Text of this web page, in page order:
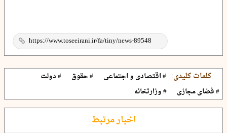
کلمات کلیدی: # اقتصادی و اجتماعی # حقوق
# دولت
# فضای مجازی
# وزارتخانه
اخبار مرتبط